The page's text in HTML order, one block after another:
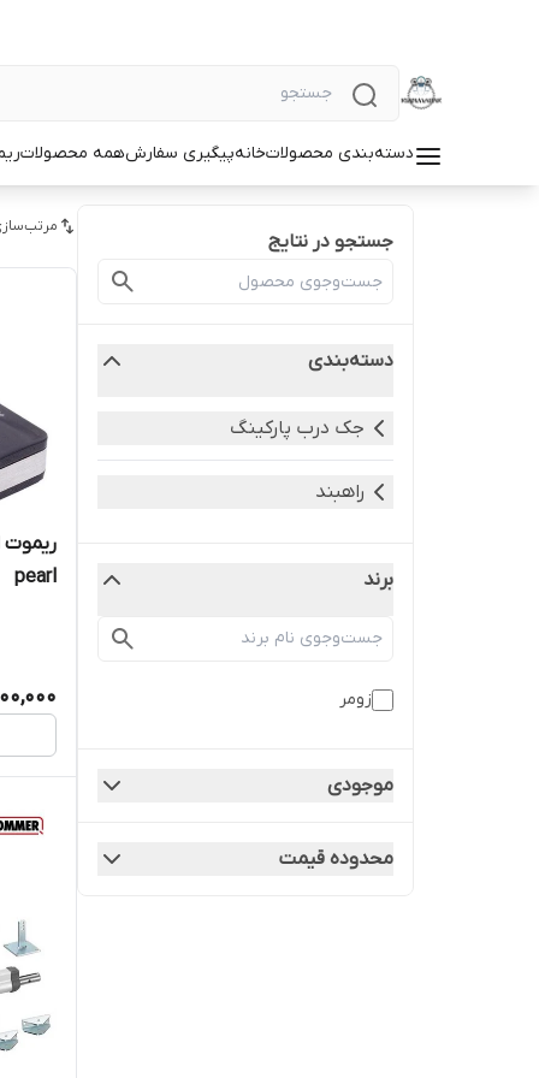
دسته‌بندی محصولاتخانهپیگیری سفارشهمه محصولات
جستجو در نتایج
دسته‌بندی
جک درب پارکینگ
راهبند
برند
زومر
موجودی
محدوده قیمت
pearl